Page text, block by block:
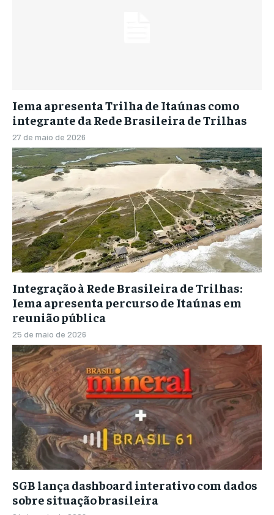
Iema apresenta Trilha de Itaúnas como
integrante da Rede Brasileira de Trilhas
27 de maio de 2026
Integração à Rede Brasileira de Trilhas:
Iema apresenta percurso de Itaúnas em
reunião pública
25 de maio de 2026
SGB lança dashboard interativo com dados
sobre situação brasileira